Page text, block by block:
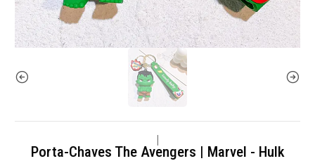
Porta-Chaves The Avengers | Marvel - Hulk